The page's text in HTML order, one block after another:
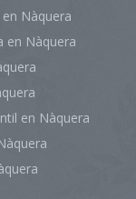
Nàquera
en Nàquera
en Nàquera